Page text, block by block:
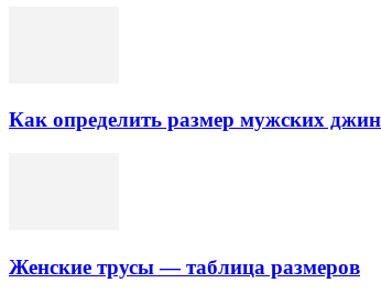
Как определить размер мужских
Женские трусы — таблица размеров